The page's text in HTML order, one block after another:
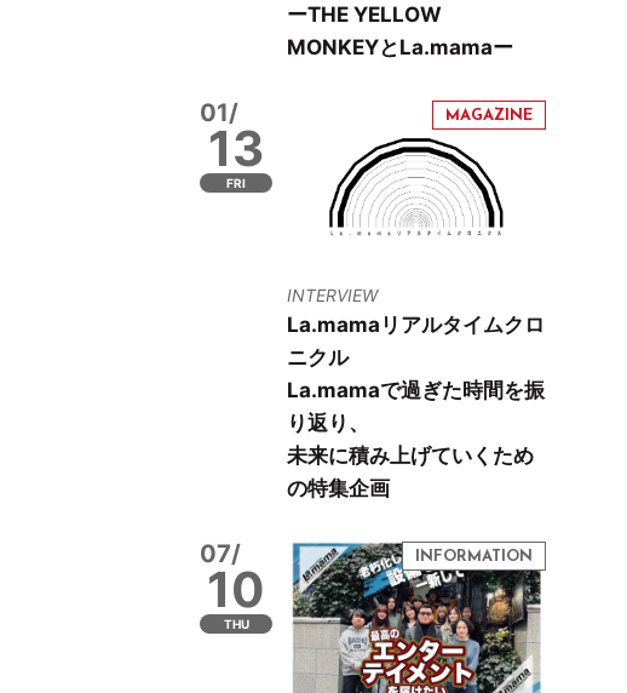
ーTHE YELLOW
MONKEYとLa.mamaー
01/
13
FRI
INTERVIEW
La.mamaリアルタイムクロ
ニクル
La.mamaで過ぎた時間を振
り返り、
未来に積み上げていくため
の特集企画
07/
10
THU